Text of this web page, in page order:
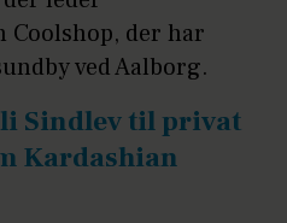
der har
ved Aalborg.
Sindlev til privat
Kardashian